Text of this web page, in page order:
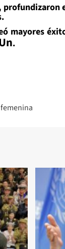
mayores
.